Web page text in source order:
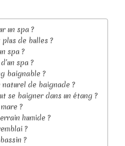
un spa ?
de bulles ?
spa ?
spa ?
baignable ?
naturel de baignade ?
se baigner dans un étang ?
?
humide ?
?
?